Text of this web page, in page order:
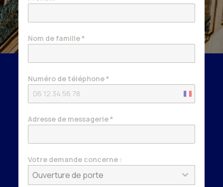
Nom de famille*
Numéro de téléphone*
France
Adresse de messagerie*
Votre demande concerne :
Ouverture de porte